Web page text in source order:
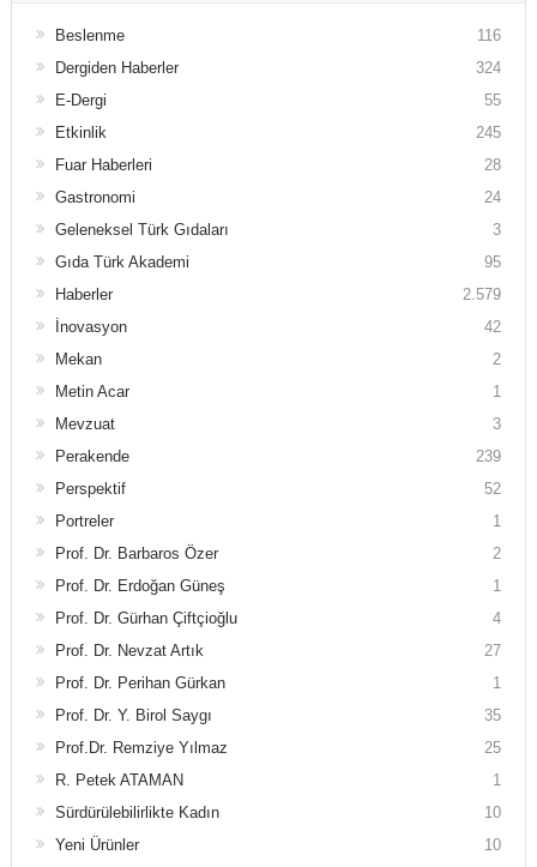
Beslenme
116
Dergiden Haberler
324
E-Dergi
55
Etkinlik
245
Fuar Haberleri
28
Gastronomi
24
Geleneksel Türk Gıdaları
3
Gıda Türk Akademi
95
Haberler
2.579
İnovasyon
42
Mekan
2
Metin Acar
1
Mevzuat
3
Perakende
239
Perspektif
52
Portreler
1
Prof. Dr. Barbaros Özer
2
Prof. Dr. Erdoğan Güneş
1
Prof. Dr. Gürhan Çiftçioğlu
4
Prof. Dr. Nevzat Artık
27
Prof. Dr. Perihan Gürkan
1
Prof. Dr. Y. Birol Saygı
35
Prof.Dr. Remziye Yılmaz
25
R. Petek ATAMAN
1
Sürdürülebilirlikte Kadın
10
Yeni Ürünler
10